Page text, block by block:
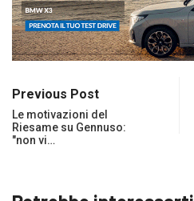
Previous Post
Le motivazioni del
Riesame su Gennuso:
"non vi…